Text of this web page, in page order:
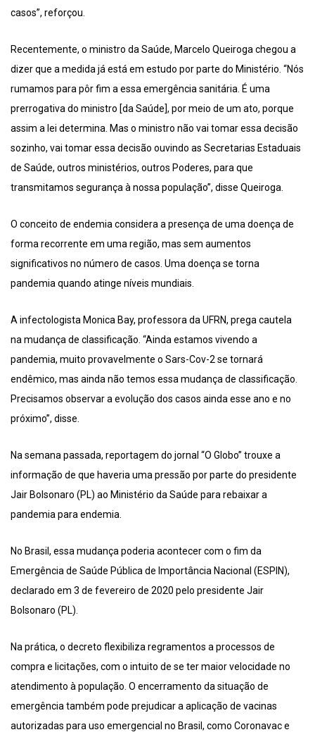
casos”, reforçou.
Recentemente, o ministro da Saúde, Marcelo Queiroga chegou a
dizer que a medida já está em estudo por parte do Ministério. “Nós
rumamos para pôr fim a essa emergência sanitária. É uma
prerrogativa do ministro [da Saúde], por meio de um ato, porque
assim a lei determina. Mas o ministro não vai tomar essa decisão
sozinho, vai tomar essa decisão ouvindo as Secretarias Estaduais
de Saúde, outros ministérios, outros Poderes, para que
transmitamos segurança à nossa população”, disse Queiroga.
O conceito de endemia considera a presença de uma doença de
forma recorrente em uma região, mas sem aumentos
significativos no número de casos. Uma doença se torna
pandemia quando atinge níveis mundiais.
A infectologista Monica Bay, professora da UFRN, prega cautela
na mudança de classificação. “Ainda estamos vivendo a
pandemia, muito provavelmente o Sars-Cov-2 se tornará
endêmico, mas ainda não temos essa mudança de classificação.
Precisamos observar a evolução dos casos ainda esse ano e no
próximo”, disse.
Na semana passada, reportagem do jornal “O Globo” trouxe a
informação de que haveria uma pressão por parte do presidente
Jair Bolsonaro (PL) ao Ministério da Saúde para rebaixar a
pandemia para endemia.
No Brasil, essa mudança poderia acontecer com o fim da
Emergência de Saúde Pública de Importância Nacional (ESPIN),
declarado em 3 de fevereiro de 2020 pelo presidente Jair
Bolsonaro (PL).
Na prática, o decreto flexibiliza regramentos a processos de
compra e licitações, com o intuito de se ter maior velocidade no
atendimento à população. O encerramento da situação de
emergência também pode prejudicar a aplicação de vacinas
autorizadas para uso emergencial no Brasil, como Coronavac e